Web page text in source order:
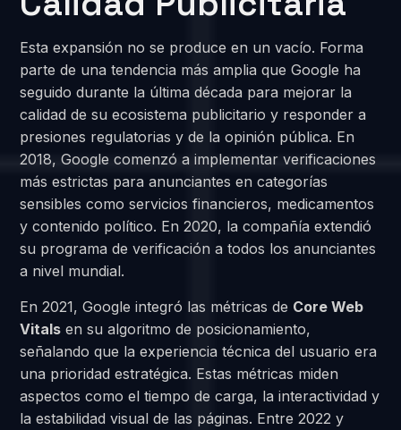
Esta expansión no se produce en un vacío. Forma
parte de una tendencia más amplia que Google ha
seguido durante la última década para mejorar la
calidad de su ecosistema publicitario y responder a
presiones regulatorias y de la opinión pública. En
2018, Google comenzó a implementar verificaciones
más estrictas para anunciantes en categorías
sensibles como servicios financieros, medicamentos
y contenido político. En 2020, la compañía extendió
su programa de verificación a todos los anunciantes
a nivel mundial.
En 2021, Google integró las métricas de Core Web
Vitals en su algoritmo de posicionamiento,
señalando que la experiencia técnica del usuario era
una prioridad estratégica. Estas métricas miden
aspectos como el tiempo de carga, la interactividad y
la estabilidad visual de las páginas. Entre 2022 y